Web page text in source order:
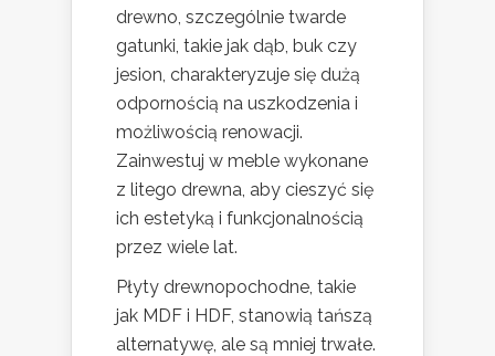
drewno, szczególnie twarde
gatunki, takie jak dąb, buk czy
jesion, charakteryzuje się dużą
odpornością na uszkodzenia i
możliwością renowacji.
Zainwestuj w meble wykonane
z litego drewna, aby cieszyć się
ich estetyką i funkcjonalnością
przez wiele lat.
Płyty drewnopochodne, takie
jak MDF i HDF, stanowią tańszą
alternatywę, ale są mniej trwałe.